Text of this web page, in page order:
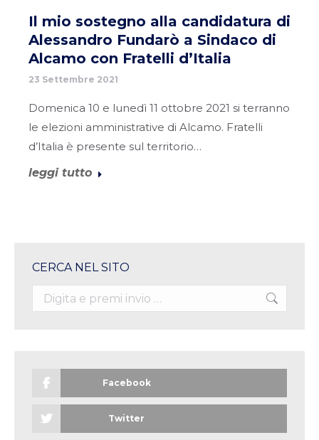
Il mio sostegno alla candidatura di
Alessandro Fundarò a Sindaco di
Alcamo con Fratelli d’Italia
23 Settembre 2021
Domenica 10 e lunedì 11 ottobre 2021 si terranno
le elezioni amministrative di Alcamo. Fratelli
d’Italia è presente sul territorio…
leggi tutto
CERCA NEL SITO
Search:
Facebook
Twitter